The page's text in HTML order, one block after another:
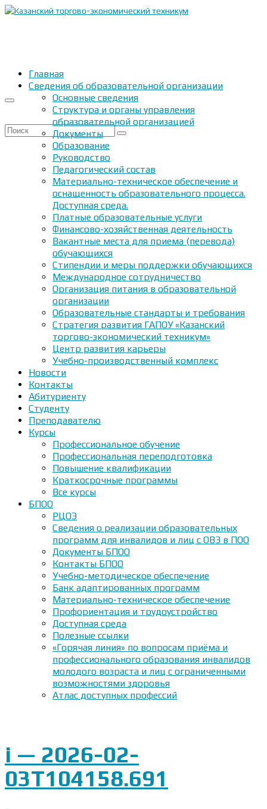
Искать:
Главная
Сведения об образовательной организации
Основные сведения
Структура и органы управления
образовательной организацией
Документы
Образование
Руководство
Педагогический состав
Материально-техническое обеспечение и
оснащенность образовательного процесса.
Доступная среда.
Платные образовательные услуги
Финансово-хозяйственная деятельность
Вакантные места для приема (перевода)
обучающихся
Стипендии и меры поддержки обучающихся
Международное сотрудничество
Организация питания в образовательной
организации
Образовательные стандарты и требования
Стратегия развития ГАПОУ «Казанский
торгово-экономический техникум»
Центр развития карьеры
Учебно-производственный комплекс
Новости
Контакты
Абитуриенту
Студенту
Преподавателю
Курсы
Профессиональное обучение
Профессиональная переподготовка
Повышение квалификации
Краткосрочные программы
Все курсы
БПОО
РЦОЭ
Сведения о реализации образовательных
программ для инвалидов и лиц с ОВЗ в ПОО
Документы БПОО
Контакты БПОО
Учебно-методическое обеспечение
Банк адаптированных программ
Материально-техническое обеспечение
Профориентация и трудоустройство
Доступная среда
Полезные ссылки
«Горячая линия» по вопросам приёма и
профессионального образования инвалидов
молодого возраста и лиц с ограниченными
возможностями здоровья
Атлас доступных профессий
i — 2026-02-
03T104158.691